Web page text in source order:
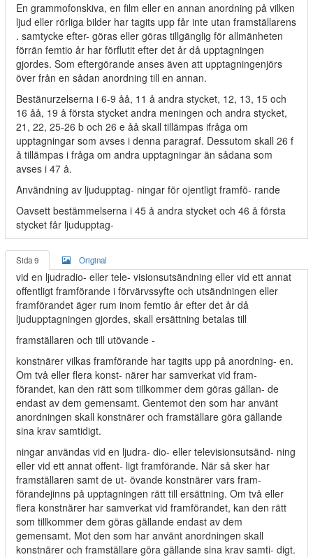
En grammofonskiva, en film eller en annan anordning på vilken
ljud eller rörliga bilder har tagits upp får inte utan framställarens
. samtycke efter- göras eller göras tillgänglig för allmänheten
förrän femtio år har förflutit efter det år då upptagningen
gjordes. Som eftergörande anses även att upptagningenjörs
över från en sådan anordning till en annan.
Bestänurzelserna i 6-9 åå, 11 å andra stycket, 12, 13, 15 och
16 åå, 19 å första stycket andra meningen och andra stycket,
21, 22, 25-26 b och 26 e åå skall tillämpas ifråga om
upptagningar som avses i denna paragraf. Dessutom skall 26 f
å tillämpas i fråga om andra upptagningar än sådana som
avses i 47 å.
Användning av ljudupptag- ningar för ojentligt framfö- rande
Oavsett bestämmelserna i 45 å andra stycket och 46 å första
stycket får ljudupptag-
Sida 9 Original
vid en ljudradio- eller tele- visionsutsändning eller vid ett annat
offentligt framförande i förvärvssyfte och utsändningen eller
framförandet äger rum inom femtio år efter det år då
ljudupptagningen gjordes, skall ersättning betalas till
framställaren och till utövande -
konstnärer vilkas framförande har tagits upp på anordning- en.
Om två eller flera konst- närer har samverkat vid fram-
förandet, kan den rätt som tillkommer dem göras gällan- de
endast av dem gemensamt. Gentemot den som har använt
anordningen skall konstnärer och framställare göra gällande
sina krav samtidigt.
ningar användas vid en ljudra- dio- eller televisionsutsänd- ning
eller vid ett annat offent- ligt framförande. När så sker har
framställaren samt de ut- övande konstnärer vars fram-
förandejinns på upptagningen rätt till ersättning. Om två eller
flera konstnärer har samverkat vid framförandet, kan den rätt
som tillkommer dem göras gällande endast av dem
gemensamt. Mot den som har använt anordningen skall
konstnärer och framställare göra gällande sina krav samti- digt.